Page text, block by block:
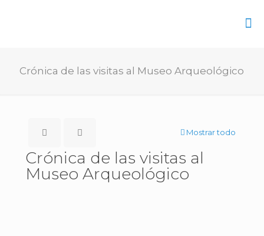
Crónica de las visitas al Museo Arqueológico
Mostrar todo
Crónica de las visitas al
Museo Arqueológico